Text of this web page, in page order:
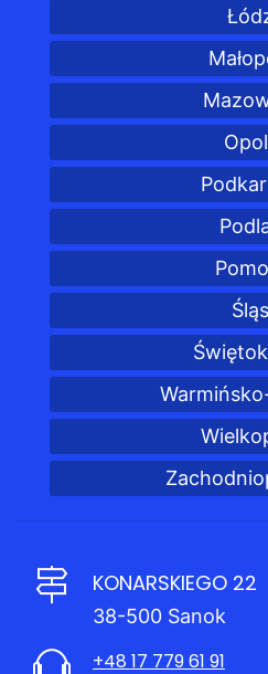
KONARSKIEGO 22
38-500 Sanok
+48 17 779 61 91